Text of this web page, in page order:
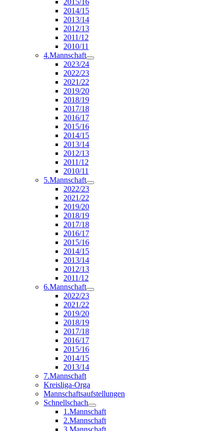
2015/16
2014/15
2013/14
2012/13
2011/12
2010/11
4.Mannschaft
2023/24
2022/23
2021/22
2019/20
2018/19
2017/18
2016/17
2015/16
2014/15
2013/14
2012/13
2011/12
2010/11
5.Mannschaft
2022/23
2021/22
2019/20
2018/19
2017/18
2016/17
2015/16
2014/15
2013/14
2012/13
2011/12
6.Mannschaft
2022/23
2021/22
2019/20
2018/19
2017/18
2016/17
2015/16
2014/15
2013/14
7.Mannschaft
Kreisliga-Orga
Mannschaftsaufstellungen
Schnellschach
1.Mannschaft
2.Mannschaft
3.Mannschaft